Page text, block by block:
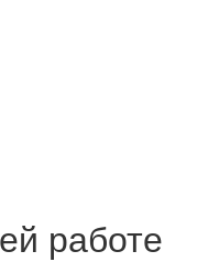
работе